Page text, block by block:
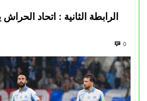
الرابطة الثانية : اتحاد
0